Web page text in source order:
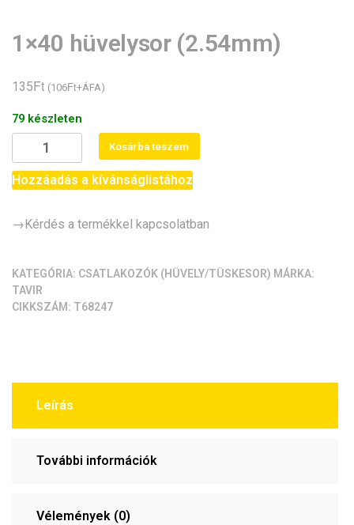
1×40 hüvelysor (2.54mm)
135Ft (106Ft+ÁFA)
79 készleten
hüvelysor
(2.54mm)
Kosárba teszem
Hozzáadás a kívánságlistához
→Kérdés a termékkel kapcsolatban
KATEGÓRIA: CSATLAKOZÓK (HÜVELY/TÜSKESOR) MÁRKA:
TAVIR
CIKKSZÁM: T68247
Leírás
További információk
Vélemények (0)